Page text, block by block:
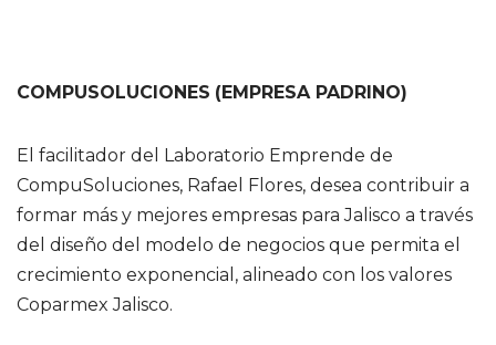
COMPUSOLUCIONES (EMPRESA PADRINO)
El facilitador del Laboratorio Emprende de
CompuSoluciones, Rafael Flores, desea contribuir a
formar más y mejores empresas para Jalisco a través
del diseño del modelo de negocios que permita el
crecimiento exponencial, alineado con los valores
Coparmex Jalisco.